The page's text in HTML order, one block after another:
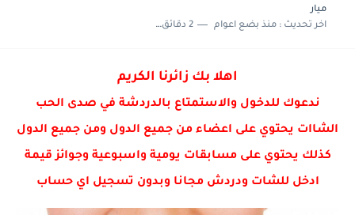
ميار
اخر تحديث :منذ بضع اعوام 2 دقائق للقراءة
اهلا بك زائرنا الكريم
ندعوك للدخول والاستمتاع بالدردشة في صدى الحب
الشاات يحتوي على اعضاء من جميع الدول ومن جميع الدول
كذلك يحتوي على مسابقات يومية واسبوعية وجوائز قيمة
ادخل للشات ودردش مجانا وبدون تسجيل اي حساب